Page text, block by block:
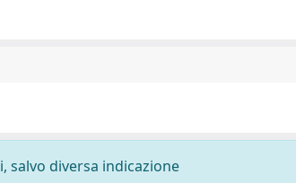
diversa indicazione